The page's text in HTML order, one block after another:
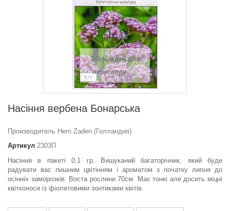
Збільшити для
перегляду
Насіння вербена Бонарська
Производитель Hem Zaden (Голландия)
Артикул 2303П
Насіння в пакеті 0,1 гр. Вишуканий багаторічник, який буде
радувати вас пишним цвітінням і ароматом з початку липня до
осінніх заморозків. Воста рослини 70см. Має тонкі але досить міцні
квітконоси із фіолетовими зонтиками квітів.